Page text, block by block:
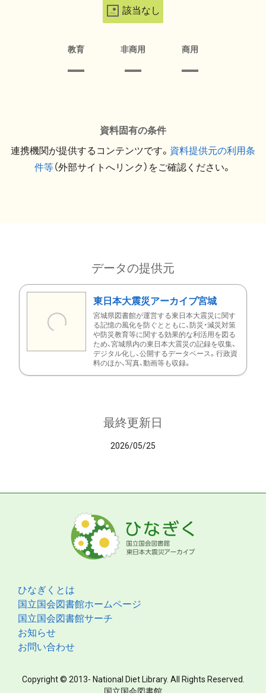
該当なし
教育 非商用 商用
資料固有の条件
連携機関が提供するコンテンツです。 資料提供元の利用条
件等（外部サイトへリンク）をご確認ください。
データの提供元
東日本大震災アーカイブ宮城
宮城県図書館が運営する東日本大震災に関す
る記憶の風化を防ぐとともに、防災・減災対策
や防災教育等に関する効果的な利活用を図る
ため、宮城県内の東日本大震災の記録を収集、
デジタル化し、公開するデータベース。行政資
料のほか、写真、動画等も収録。
最終更新日
2026/05/25
ひなぎくとは
国立国会図書館ホームページ
国立国会図書館サーチ
お知らせ
お問い合わせ
Copyright © 2013- National Diet Library. All Rights Reserved.